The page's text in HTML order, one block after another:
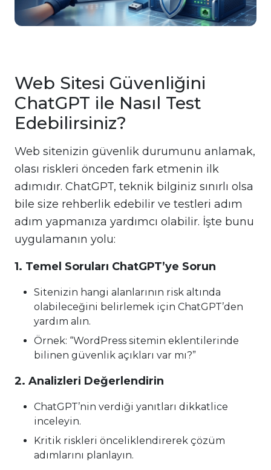
Web Sitesi Güvenliğini
ChatGPT ile Nasıl Test
Edebilirsiniz?
Web sitenizin güvenlik durumunu anlamak,
olası riskleri önceden fark etmenin ilk
adımıdır. ChatGPT, teknik bilginiz sınırlı olsa
bile size rehberlik edebilir ve testleri adım
adım yapmanıza yardımcı olabilir. İşte bunu
uygulamanın yolu:
1. Temel Soruları ChatGPT’ye Sorun
Sitenizin hangi alanlarının risk altında
olabileceğini belirlemek için ChatGPT’den
yardım alın.
Örnek: “WordPress sitemin eklentilerinde
bilinen güvenlik açıkları var mı?”
2. Analizleri Değerlendirin
ChatGPT’nin verdiği yanıtları dikkatlice
inceleyin.
Kritik riskleri önceliklendirerek çözüm
adımlarını planlayın.